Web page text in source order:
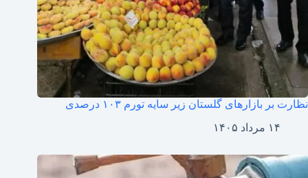
نظارت بر بازارهای گلستان زیر سایه تورم ۱۰۳ درصدی
۱۴ مرداد ۱۴۰۵